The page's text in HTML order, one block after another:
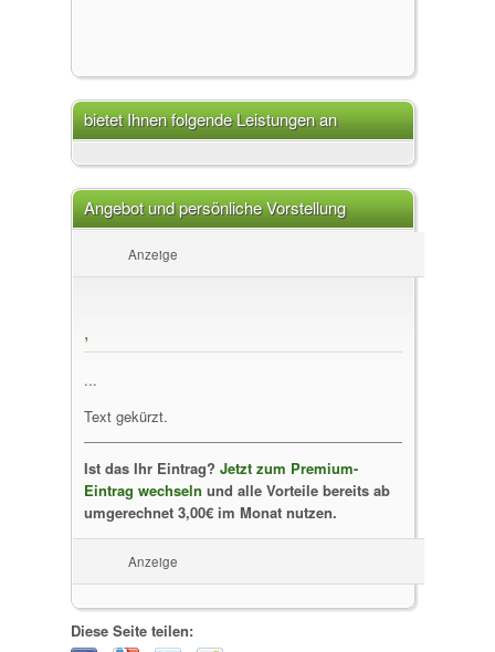
bietet Ihnen folgende Leistungen an
Angebot und persönliche Vorstellung
Anzeige
,
...
Text gekürzt.
Ist das Ihr Eintrag? Jetzt zum Premium-
Eintrag wechseln und alle Vorteile bereits ab
umgerechnet 3,00€ im Monat nutzen.
Anzeige
Diese Seite teilen: